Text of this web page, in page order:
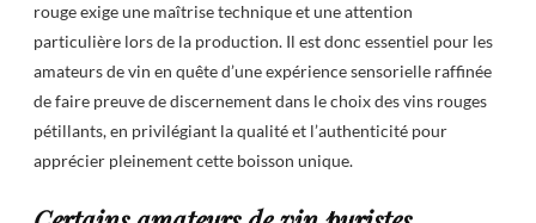
rouge exige une maîtrise technique et une attention
particulière lors de la production. Il est donc essentiel pour les
amateurs de vin en quête d’une expérience sensorielle raffinée
de faire preuve de discernement dans le choix des vins rouges
pétillants, en privilégiant la qualité et l’authenticité pour
apprécier pleinement cette boisson unique.